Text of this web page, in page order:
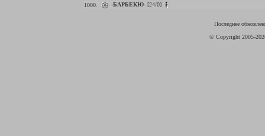
1000.
-БАРБЕКЮ- [24/0]
Последнее
© Copyright 2005-